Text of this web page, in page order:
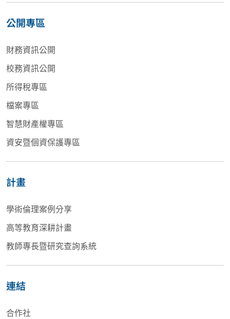
公開專區
財務資訊公開
校務資訊公開
所得稅專區
檔案專區
智慧財產權專區
資安暨個資保護專區
計畫
學術倫理案例分享
高等教育深耕計畫
教師專長暨研究查詢系統
連結
合作社